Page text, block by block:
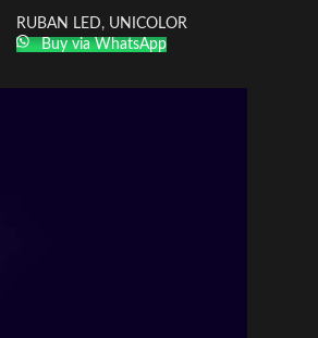
RUBAN LED, UNICOLOR
Buy via WhatsApp